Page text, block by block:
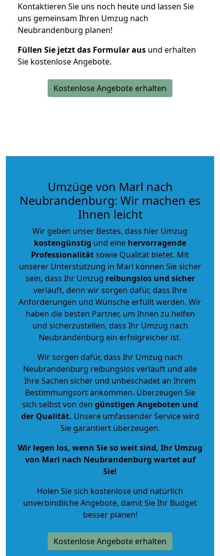
Kontaktieren Sie uns noch heute und lassen Sie
uns gemeinsam Ihren Umzug nach
Neubrandenburg planen!
Füllen Sie jetzt das Formular aus und erhalten
Sie kostenlose Angebote.
Kostenlose Angebote erhalten
Umzüge von Marl nach
Neubrandenburg: Wir machen es
Ihnen leicht
Wir geben unser Bestes, dass hier Umzug
kostengünstig und eine hervorragende
Professionalitätsowie Qualität bietet. Mit
unserer Unterstützung in Marl können Sie sicher
sein, dass Ihr Umzug reibungslos und sicher
verläuft, denn wir sorgen dafür, dass Ihre
Anforderungen und Wünsche erfüllt werden. Wir
haben die besten Partner, um Ihnen zu helfen
und sicherzustellen, dass Ihr Umzug nach
Neubrandenburg ein erfolgreicher ist.
Wir sorgen dafür, dass Ihr Umzug nach
Neubrandenburg reibungslos verläuft und alle
Ihre Sachen sicher und unbeschadet an Ihrem
Bestimmungsort ankommen. Überzeugen Sie
sich selbst von den günstigen Angeboten und
der Qualität. Unsere umfassender Service wird
Sie garantiert überzeugen.
Wir legen los, wenn Sie so weit sind, Ihr Umzug
von Marl nach Neubrandenburg wartet auf
Sie!
Holen Sie sich kostenlose und natürlich
unverbindliche Angebote, damit Sie Ihr Budget
besser planen!
Kostenlose Angebote erhalten